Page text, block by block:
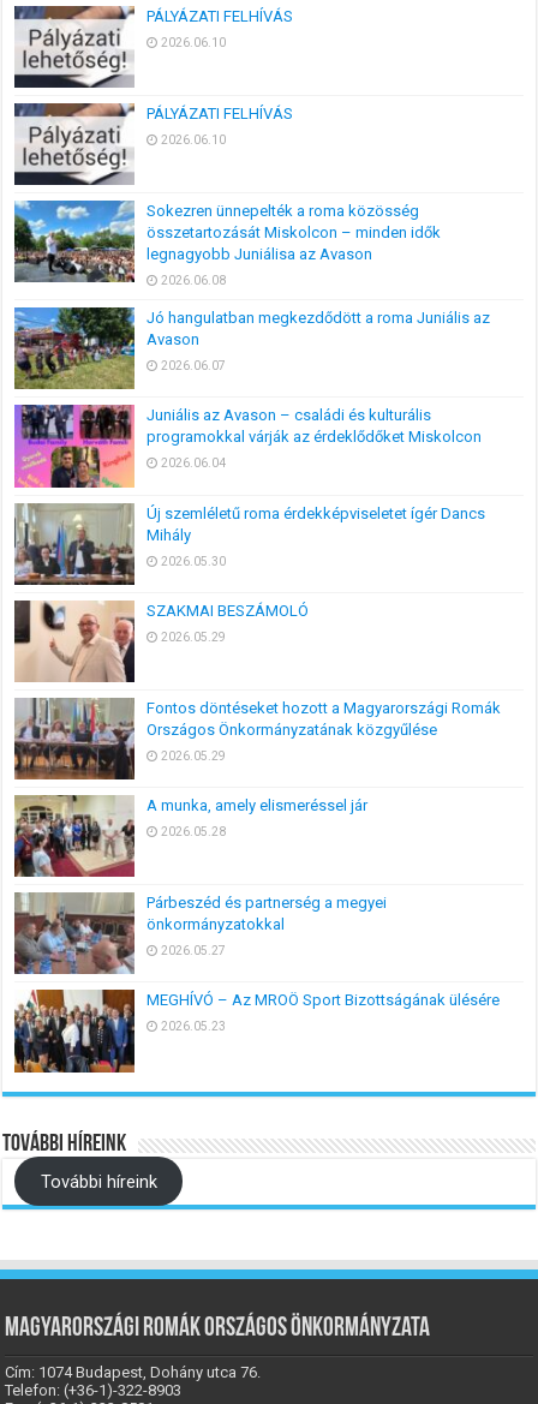
PÁLYÁZATI FELHÍVÁS
2026.06.10
PÁLYÁZATI FELHÍVÁS
2026.06.10
Sokezren ünnepelték a roma közösség
összetartozását Miskolcon – minden idők
legnagyobb Juniálisa az Avason
2026.06.08
Jó hangulatban megkezdődött a roma Juniális az
Avason
2026.06.07
Juniális az Avason – családi és kulturális
programokkal várják az érdeklődőket Miskolcon
2026.06.04
Új szemléletű roma érdekképviseletet ígér Dancs
Mihály
2026.05.30
SZAKMAI BESZÁMOLÓ
2026.05.29
Fontos döntéseket hozott a Magyarországi Romák
Országos Önkormányzatának közgyűlése
2026.05.29
A munka, amely elismeréssel jár
2026.05.28
Párbeszéd és partnerség a megyei
önkormányzatokkal
2026.05.27
MEGHÍVÓ – Az MROÖ Sport Bizottságának ülésére
2026.05.23
További híreink
További híreink
Magyarországi Romák Országos Önkormányzata
Cím: 1074 Budapest, Dohány utca 76.
Telefon: (+36-1)-322-8903